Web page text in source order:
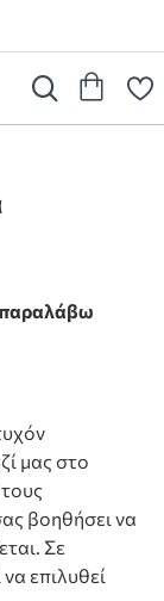
μας στο
βοηθήσει να
Σε
επιλυθεί